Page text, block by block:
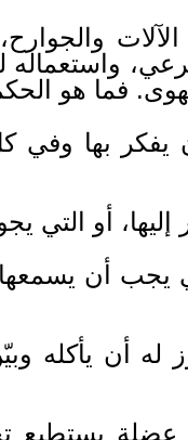
واستعماله
فما هو
بها وفي
أو التي
أن يسمعها
له أن يأكله
يستطيع